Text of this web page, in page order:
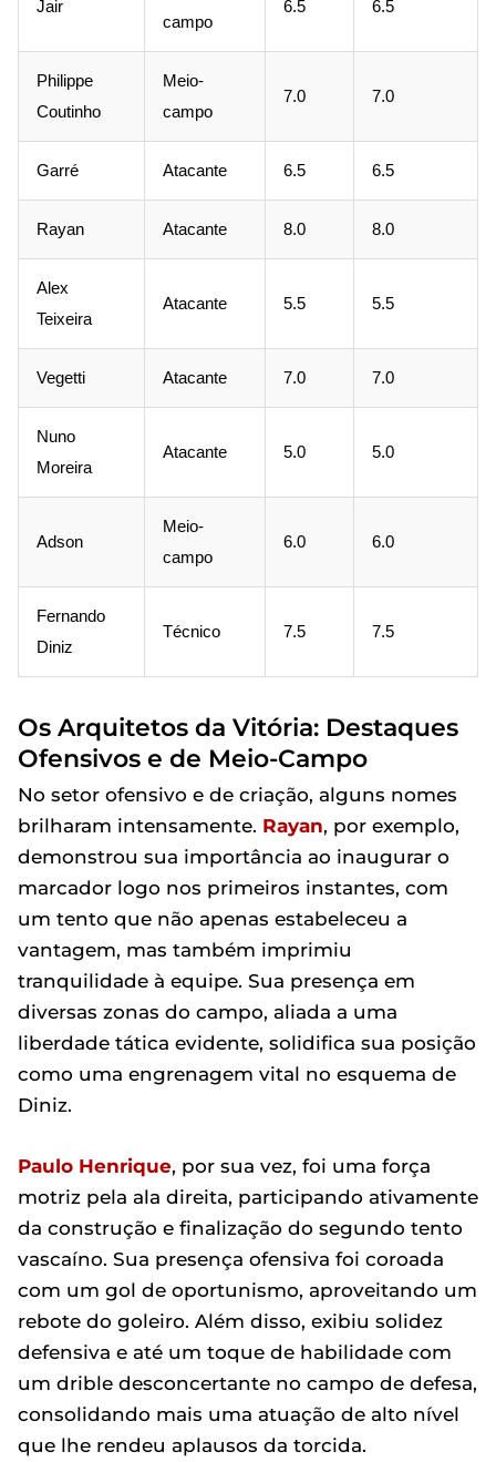
Jair
campo
6.5 6.5
Philippe
Coutinho
Meio-
campo
7.0 7.0
Garré Atacante 6.5 6.5
Rayan Atacante 8.0 8.0
Alex
Teixeira
Atacante 5.5 5.5
Vegetti Atacante 7.0 7.0
Nuno
Moreira
Atacante 5.0 5.0
Adson
Meio-
campo
6.0 6.0
Fernando
Diniz
Técnico 7.5 7.5
Os Arquitetos da Vitória: Destaques
Ofensivos e de Meio-Campo
No setor ofensivo e de criação, alguns nomes
brilharam intensamente. Rayan, por exemplo,
demonstrou sua importância ao inaugurar o
marcador logo nos primeiros instantes, com
um tento que não apenas estabeleceu a
vantagem, mas também imprimiu
tranquilidade à equipe. Sua presença em
diversas zonas do campo, aliada a uma
liberdade tática evidente, solidifica sua posição
como uma engrenagem vital no esquema de
Diniz.
Paulo Henrique, por sua vez, foi uma força
motriz pela ala direita, participando ativamente
da construção e finalização do segundo tento
vascaíno. Sua presença ofensiva foi coroada
com um gol de oportunismo, aproveitando um
rebote do goleiro. Além disso, exibiu solidez
defensiva e até um toque de habilidade com
um drible desconcertante no campo de defesa,
consolidando mais uma atuação de alto nível
que lhe rendeu aplausos da torcida.